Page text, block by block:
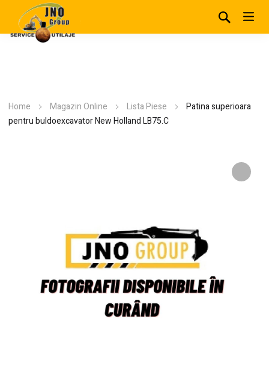
Home Magazin Online Lista Piese
Patina superioara
pentru buldoexcavator New Holland LB75.C